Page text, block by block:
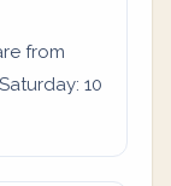
from
10